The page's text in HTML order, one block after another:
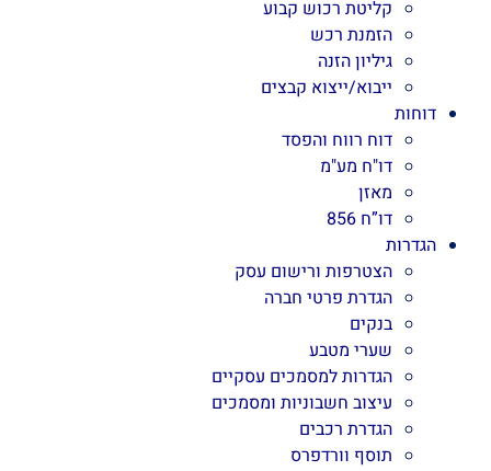
קליטת רכוש קבוע
הזמנת רכש
גיליון הזנה
ייבוא/ייצוא קבצים
דוחות
דוח רווח והפסד
דו"ח מע"מ
מאזן
דו”ח 856
הגדרות
הצטרפות ורישום עסק
הגדרת פרטי חברה
בנקים
שערי מטבע
הגדרות למסמכים עסקיים
עיצוב חשבוניות ומסמכים
הגדרת רכבים
תוסף וורדפרס